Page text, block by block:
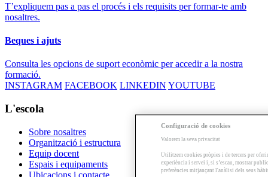
T’expliquem pas a pas el procés i els requisits per formar-te amb
nosaltres.
Beques i ajuts
Consulta les opcions de suport econòmic per accedir a la nostra
formació.
INSTAGRAM FACEBOOK LINKEDIN YOUTUBE
L'escola
Sobre nosaltres
Organització i estructura
Equip docent
Espais i equipaments
Ubicacions i contacte
Configuració de cookies
Valorem la seva privacitat
Utilitzem cookies pròpies i de tercers per
experiència i servei i, si s’escau, mostrar
preferències mitjançant l'anàlisi dels seus